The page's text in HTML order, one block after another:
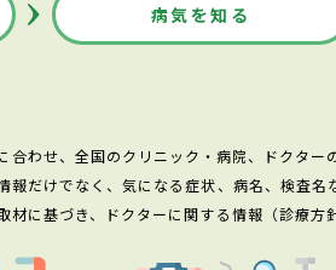
病気を知る
合わせ、全国のクリニック・病院、ドクター
だけでなく、気になる症状、病名、検査
材に基づき、ドクターに関する情報（診療方